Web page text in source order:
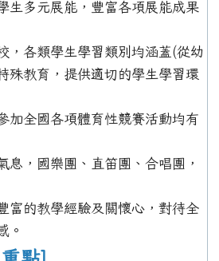
生多元展能，豐富各項展能成果
，各類學生學習類別均涵蓋(從幼
殊教育，提供適切的學生學習環
加全國各項體育性競賽活動均有
息，國樂團、直笛團、合唱團，
富的教學經驗及關懷心，對待全
。